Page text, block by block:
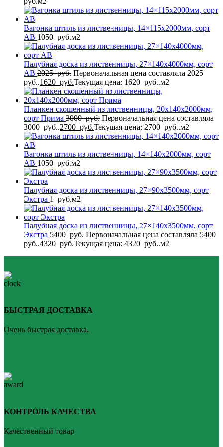
Вагонка штиль из лиственницы, 14×115x2000мм, сорт
AB 1050 руб.м2
Палубная доска из лиственницы, 27×140x4000мм, сорт
AB 2025руб. Первоначальная цена составляла 2025
руб..1620 руб.Текущая цена: 1620 руб..м2
Планкен скошенный из лиственницы, 20x140x2000мм,
сорт Прима 3000руб. Первоначальная цена составляла
3000 руб..2700 руб.Текущая цена: 2700 руб..м2
Вагонка штиль из лиственницы, 14×140x2000мм, сорт
AB 1050 руб.м2
Палубная доска из лиственницы, 27×90x3500мм, сорт
Экстра 1 руб.м2
Палубная доска из лиственницы, 27×140x3500мм, сорт
Экстра 5400руб. Первоначальная цена составляла 5400
руб..4320 руб.Текущая цена: 4320 руб..м2
БЫСТРАЯ ДОСТАВКА
Очень быстрая доставка.
КОНТРОЛЬ КАЧЕСТВА
Качественный товар